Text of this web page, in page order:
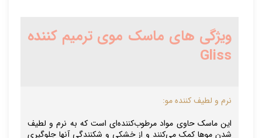
ویژگی های ماسک موی ترمیم کننده
Gliss
نرم و لطیف کننده مو:
این ماسک حاوی مواد مرطوب‌کننده‌ای است که به نرم و لطیف
شدن موها کمک می‌کنند و از خشکی و شکنندگی آنها جلوگیری